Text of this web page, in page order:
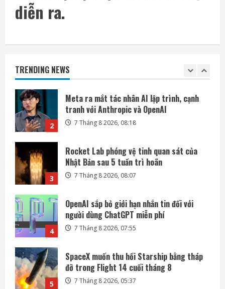
diễn ra.
TRENDING NEWS
1
trồng cây trên Mặt Trăng
2
Meta ra mắt tác nhân AI lập trình, cạnh
3
Rocket Lab phóng vệ tinh quan sát của
Nhật Bản sau 5 tuần trì hoãn
7 Tháng 8 2026, 08:07
4
OpenAI sắp bỏ giới hạn nhắn tin đối với
người dùng ChatGPT miễn phí
7 Tháng 8 2026, 07:55
5
SpaceX muốn thu hồi Starship bằng tháp
đỡ trong Flight 14 cuối tháng 8
7 Tháng 8 2026, 05:37
1
Ba công ty điển hình phát triển công nghệ
trồng cây trên Mặt Trăng
7 Tháng 8 2026, 12:00